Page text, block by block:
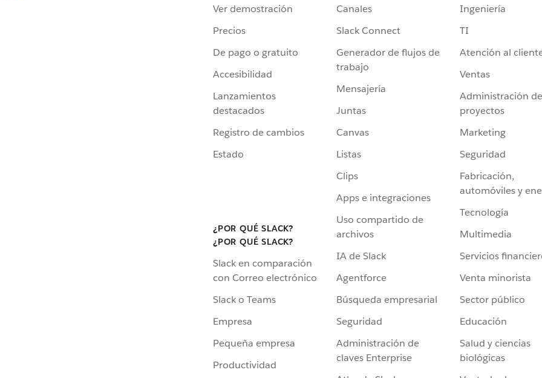
Ver demostración
Precios
De pago o gratuito
Accesibilidad
Lanzamientos
destacados
Registro de cambios
Estado
¿POR QUÉ SLACK?
¿POR QUÉ SLACK?
Slack en comparación
con Correo electrónico
Slack o Teams
Empresa
Pequeña empresa
Productividad
Canales
Slack Connect
Generador de flujos de
trabajo
Mensajería
Juntas
Canvas
Listas
Clips
Apps e integraciones
Uso compartido de
archivos
IA de Slack
Agentforce
Búsqueda empresarial
Seguridad
Administración de
claves Enterprise
Ingeniería
TI
Atención al
Ventas
Administración de
proyectos
Marketing
Seguridad
Fabricación,
automóviles y
Tecnología
Multimedia
Servicios
Venta minorista
Sector público
Educación
Salud y ciencias
biológicas